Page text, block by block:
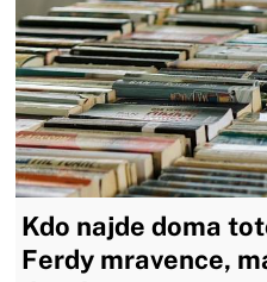
Kdo najde doma
Ferdy mravence,